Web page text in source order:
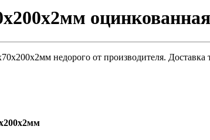
недорого от производителя. Доставка